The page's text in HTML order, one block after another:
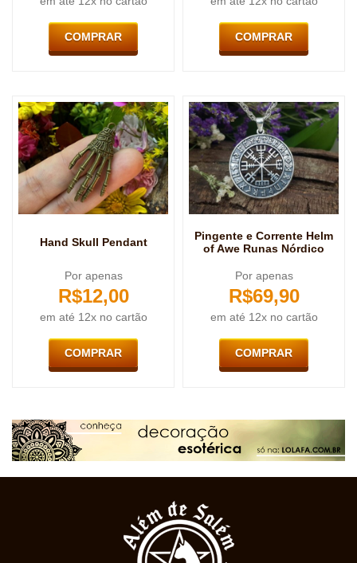
COMPRAR COMPRAR
Hand Skull Pendant
Por apenas
R$12,00
em até 12x no cartão
COMPRAR
Pingente e Corrente Helm
of Awe Runas Nórdico
Por apenas
R$69,90
em até 12x no cartão
COMPRAR